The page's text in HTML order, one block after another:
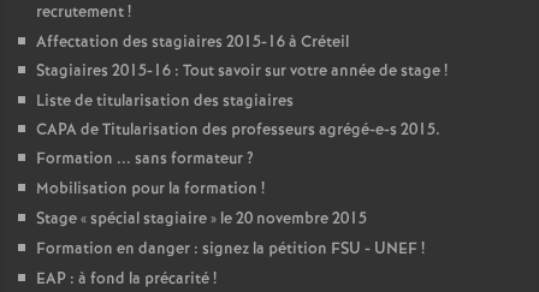
recrutement!
Affectation des stagiaires 2015-16 à Créteil
Stagiaires 2015-16 : Tout savoir sur votre année de stage!
Liste de titularisation des stagiaires
CAPAde Titularisation des professeurs agrégé-e-s 2015.
Formation ... sans formateur?
Mobilisation pour la formation !
Stage «spécial stagiaire» le 20 novembre 2015
Formation en danger : signez la pétition FSU - UNEF!
EAP : à fond la précarité!